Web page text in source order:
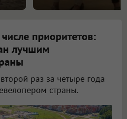
приоритетов:
лучшим
раз за четыре года
страны.